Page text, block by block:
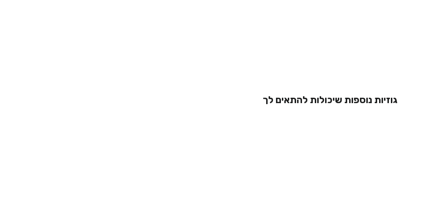
גוזיות נוספות שיכולות להתאים לך